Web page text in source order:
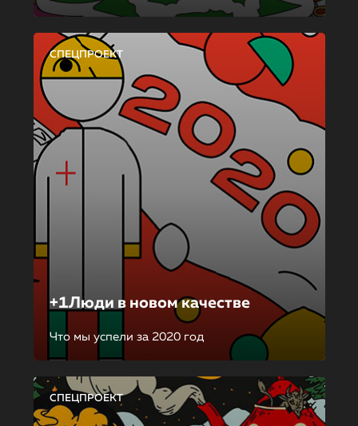
СПЕЦПРОЕКТ
+1Люди в новом качестве
Что мы успели за 2020 год
СПЕЦПРОЕКТ